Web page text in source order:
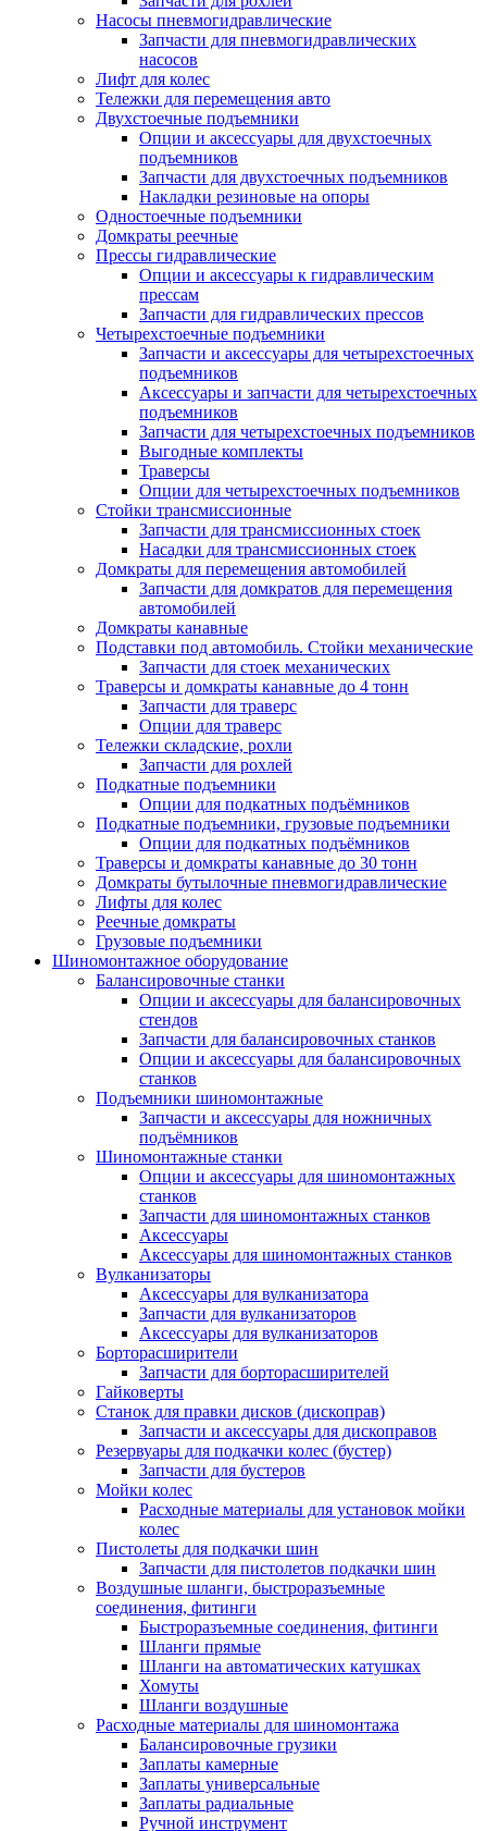
Насосы пневмогидравлические
Запчасти для пневмогидравлических
насосов
Лифт для колес
Тележки для перемещения авто
Двухстоечные подъемники
Опции и аксессуары для двухстоечных
подъемников
Запчасти для двухстоечных подъемников
Накладки резиновые на опоры
Одностоечные подъемники
Домкраты реечные
Прессы гидравлические
Опции и аксессуары к гидравлическим
прессам
Запчасти для гидравлических прессов
Четырехстоечные подъемники
Запчасти и аксессуары для четырехстоечных
подъемников
Аксессуары и запчасти для четырехстоечных
подъемников
Запчасти для четырехстоечных подъемников
Выгодные комплекты
Траверсы
Опции для четырехстоечных подъемников
Стойки трансмиссионные
Запчасти для трансмиссионных стоек
Насадки для трансмиссионных стоек
Домкраты для перемещения автомобилей
Запчасти для домкратов для перемещения
автомобилей
Домкраты канавные
Подставки под автомобиль. Стойки механические
Запчасти для стоек механических
Траверсы и домкраты канавные до 4 тонн
Запчасти для траверс
Опции для траверс
Тележки складские, рохли
Запчасти для рохлей
Подкатные подъемники
Опции для подкатных подъёмников
Подкатные подъемники, грузовые подъемники
Опции для подкатных подъёмников
Траверсы и домкраты канавные до 30 тонн
Домкраты бутылочные пневмогидравлические
Лифты для колес
Реечные домкраты
Грузовые подъемники
Шиномонтажное оборудование
Балансировочные станки
Опции и аксессуары для балансировочных
стендов
Запчасти для балансировочных станков
Опции и аксессуары для балансировочных
станков
Подъемники шиномонтажные
Запчасти и аксессуары для ножничных
подъёмников
Шиномонтажные станки
Опции и аксессуары для шиномонтажных
станков
Запчасти для шиномонтажных станков
Аксессуары
Аксессуары для шиномонтажных станков
Вулканизаторы
Аксессуары для вулканизатора
Запчасти для вулканизаторов
Аксессуары для вулканизаторов
Борторасширители
Запчасти для борторасширителей
Гайковерты
Станок для правки дисков (дископрав)
Запчасти и аксессуары для дископравов
Резервуары для подкачки колес (бустер)
Запчасти для бустеров
Мойки колес
Расходные материалы для установок мойки
колес
Пистолеты для подкачки шин
Запчасти для пистолетов подкачки шин
Воздушные шланги, быстроразъемные
соединения, фитинги
Быстроразъемные соединения, фитинги
Шланги прямые
Шланги на автоматических катушках
Хомуты
Шланги воздушные
Расходные материалы для шиномонтажа
Балансировочные грузики
Заплаты камерные
Заплаты универсальные
Заплаты радиальные
Ручной инструмент